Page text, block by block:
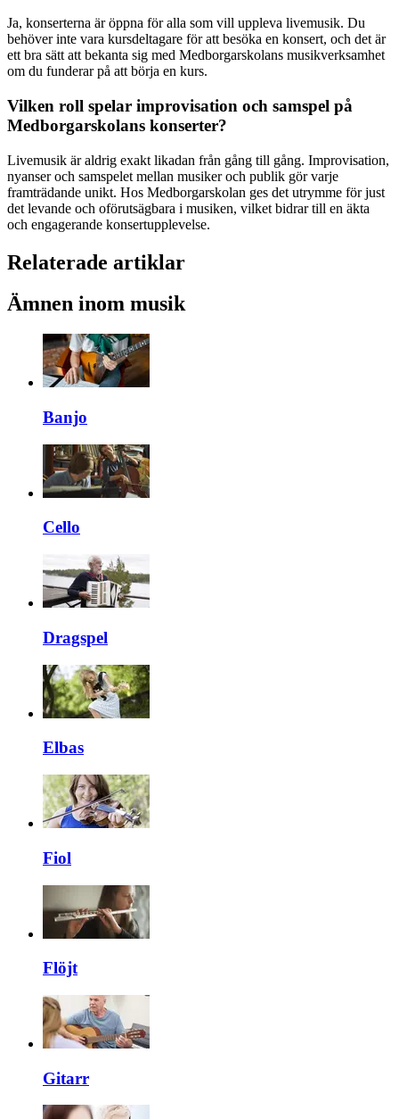
Ja, konserterna är öppna för alla som vill uppleva livemusik. Du
behöver inte vara kursdeltagare för att besöka en konsert, och det är
ett bra sätt att bekanta sig med Medborgarskolans musikverksamhet
om du funderar på att börja en kurs.
Vilken roll spelar improvisation och samspel på
Medborgarskolans konserter?
Livemusik är aldrig exakt likadan från gång till gång. Improvisation,
nyanser och samspelet mellan musiker och publik gör varje
framträdande unikt. Hos Medborgarskolan ges det utrymme för just
det levande och oförutsägbara i musiken, vilket bidrar till en äkta
och engagerande konsertupplevelse.
Relaterade artiklar
Ämnen inom musik
Banjo
Cello
Dragspel
Elbas
Fiol
Flöjt
Gitarr